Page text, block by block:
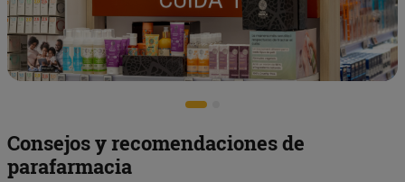
Consejos y recomendaciones de
parafarmacia